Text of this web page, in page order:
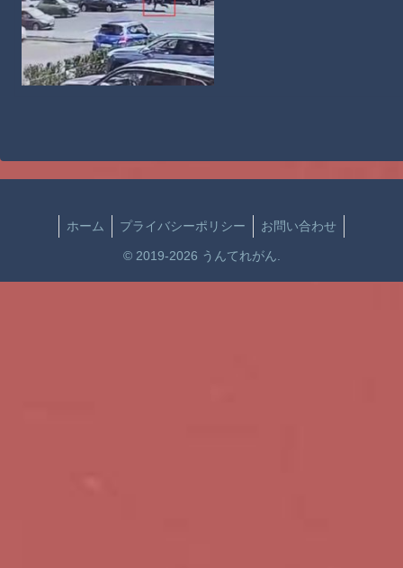
ホーム プライバシーポリシー お問い合わせ
© 2019-2026 うんてれがん.